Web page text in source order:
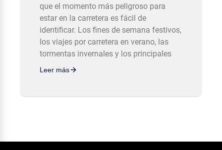
que el momento más peligroso para
estar en la carretera es fácil de
identificar. Los fines de semana festivos,
los viajes por carretera en verano, las
tormentas invernales y los principales
Leer más